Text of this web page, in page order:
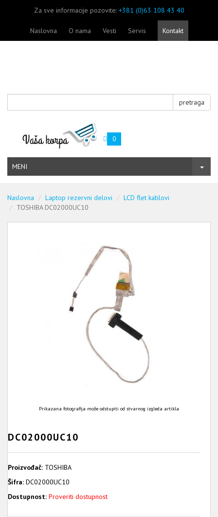
Za sve informacije pozovite: +381 (0)63 108 43 40
Naslovna O nama Vesti Servis Kontakt
pretraga
0
MENI
Naslovna Laptop rezervni delovi
LCD flet kablovi
TOSHIBA DC02000UC10
Prikazana fotografija može odstupiti od stvarnog izgleda artikla
DC02000UC10
Proizvođač: TOSHIBA
Šifra: DC02000UC10
Dostupnost: Proveriti dostupnost